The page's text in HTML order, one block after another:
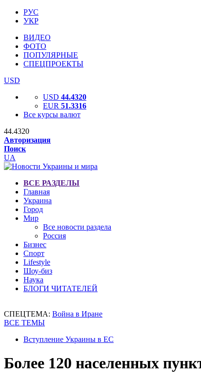
РУС
УКР
ВИДЕО
ФОТО
ПОПУЛЯРНЫЕ
СПЕЦПРОЕКТЫ
USD
USD 44.4320
EUR 51.3316
Все курсы валют
44.4320
Авторизация
Поиск
UA
ВСЕ РАЗДЕЛЫ
Главная
Украина
Город
Мир
Все новости раздела
Россия
Бизнес
Спорт
Lifestyle
Шоу-биз
Наука
БЛОГИ ЧИТАТЕЛЕЙ
СПЕЦТЕМА: Война в Иране
ВСЕ ТЕМЫ
Вступление Украины в ЕС
Более 120 населенных